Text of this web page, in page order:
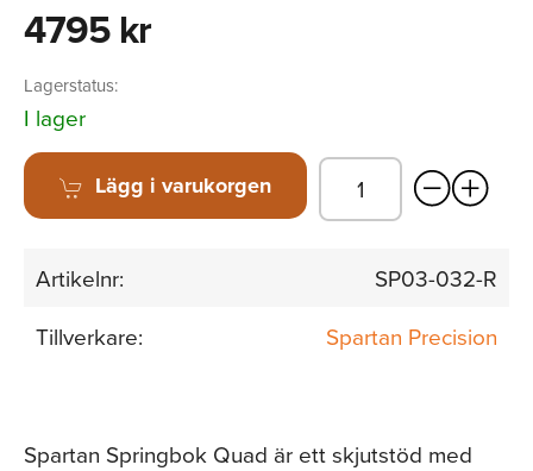
4795 kr
Lagerstatus:
I lager
Lägg i varukorgen
Artikelnr:
SP03-032-R
Tillverkare:
Spartan Precision
Spartan Springbok Quad är ett skjutstöd med